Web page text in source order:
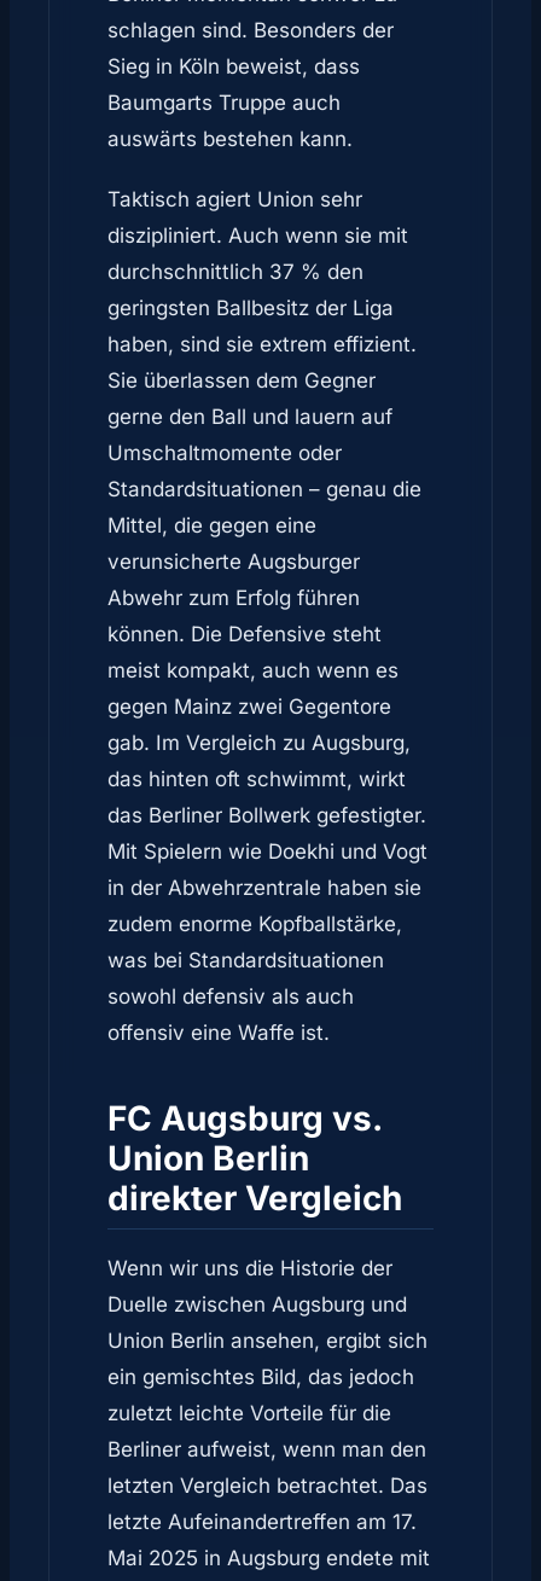
schlagen sind. Besonders der
Sieg in Köln beweist, dass
Baumgarts Truppe auch
auswärts bestehen kann.
Taktisch agiert Union sehr
diszipliniert. Auch wenn sie mit
durchschnittlich 37 % den
geringsten Ballbesitz der Liga
haben, sind sie extrem effizient.
Sie überlassen dem Gegner
gerne den Ball und lauern auf
Umschaltmomente oder
Standardsituationen – genau die
Mittel, die gegen eine
verunsicherte Augsburger
Abwehr zum Erfolg führen
können. Die Defensive steht
meist kompakt, auch wenn es
gegen Mainz zwei Gegentore
gab. Im Vergleich zu Augsburg,
das hinten oft schwimmt, wirkt
das Berliner Bollwerk gefestigter.
Mit Spielern wie Doekhi und Vogt
in der Abwehrzentrale haben sie
zudem enorme Kopfballstärke,
was bei Standardsituationen
sowohl defensiv als auch
offensiv eine Waffe ist.
FC Augsburg vs.
Union Berlin
direkter Vergleich
Wenn wir uns die Historie der
Duelle zwischen Augsburg und
Union Berlin ansehen, ergibt sich
ein gemischtes Bild, das jedoch
zuletzt leichte Vorteile für die
Berliner aufweist, wenn man den
letzten Vergleich betrachtet. Das
letzte Aufeinandertreffen am 17.
Mai 2025 in Augsburg endete mit